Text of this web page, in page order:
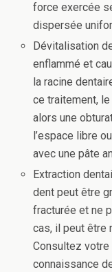
force exercée
dispersée
Dévitalisation
enflammé et
la racine
ce traitement,
alors une
l’espace libre
avec une pâte
Extraction
dent peut être
fracturée et ne
cas, il peut être
Consultez
connaissance